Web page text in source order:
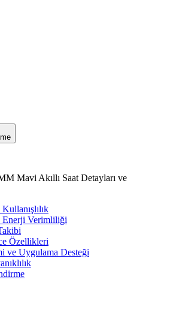
Mavi Akıllı Saat Detayları ve
Verimliliği
Özellikleri
ve Uygulama Desteği